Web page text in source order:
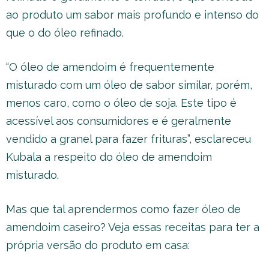
ao produto um sabor mais profundo e intenso do
que o do óleo refinado.
“O óleo de amendoim é frequentemente
misturado com um óleo de sabor similar, porém,
menos caro, como o óleo de soja. Este tipo é
acessível aos consumidores e é geralmente
vendido a granel para fazer frituras”, esclareceu
Kubala a respeito do óleo de amendoim
misturado.
Mas que tal aprendermos como fazer óleo de
amendoim caseiro? Veja essas receitas para ter a
própria versão do produto em casa: